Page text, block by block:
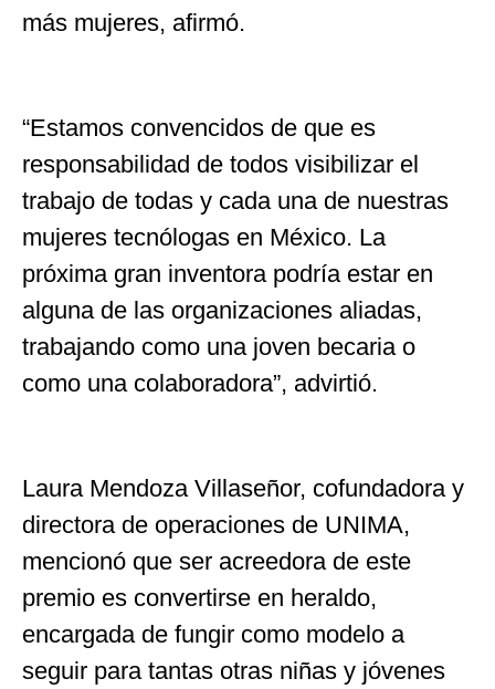
más mujeres, afirmó.
“Estamos convencidos de que es
responsabilidad de todos visibilizar el
trabajo de todas y cada una de nuestras
mujeres tecnólogas en México. La
próxima gran inventora podría estar en
alguna de las organizaciones aliadas,
trabajando como una joven becaria o
como una colaboradora”, advirtió.
Laura Mendoza Villaseñor, cofundadora y
directora de operaciones de UNIMA,
mencionó que ser acreedora de este
premio es convertirse en heraldo,
encargada de fungir como modelo a
seguir para tantas otras niñas y jóvenes